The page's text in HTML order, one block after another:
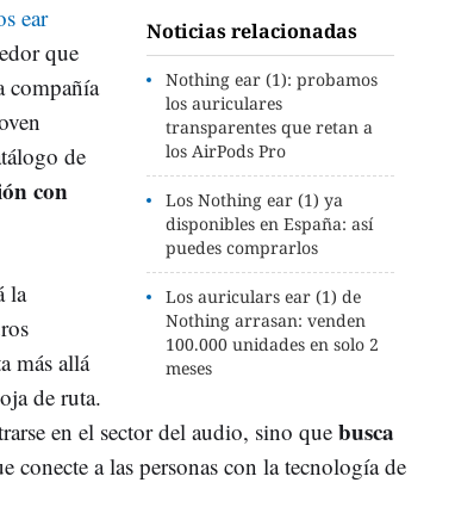
Noticias relacionadas
Nothing ear (1): probamos
los auriculares
transparentes que retan a
los AirPods Pro
Los Nothing ear (1) ya
disponibles en España: así
puedes comprarlos
Los auriculars ear (1) de
Nothing arrasan: venden
100.000 unidades en solo 2
meses
ear
que
compañía
de
con
la
más allá
de ruta.
en el sector del audio, sino que busca
conecte a las personas con la tecnología de